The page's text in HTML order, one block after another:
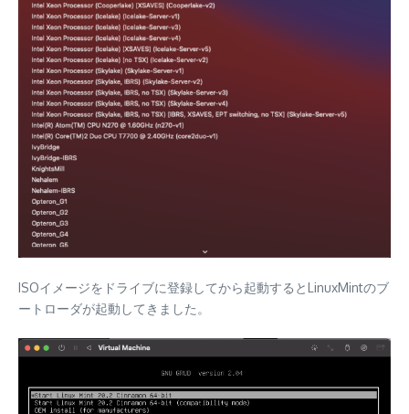
ISOイメージをドライブに登録してから起動するとLinuxMintのブ
ートローダが起動してきました。